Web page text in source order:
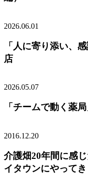
2026.06.01
「人に寄り添い、
店
2026.05.07
「チームで動く薬
2016.12.20
介護畑20年間に感
イタウンにやってき